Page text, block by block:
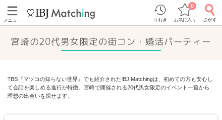
メニュー りれき お気に入り
0
さがす
宮崎の20代男女限定の街コン・婚活パーティー
TBS『マツコの知らない世界』でも紹介されたIBJ Matchingは、初めての方も安心し
て会話を楽しめる進行が特徴。宮崎で開催される20代男女限定のイベント一覧から
理想の出会いを探せます。